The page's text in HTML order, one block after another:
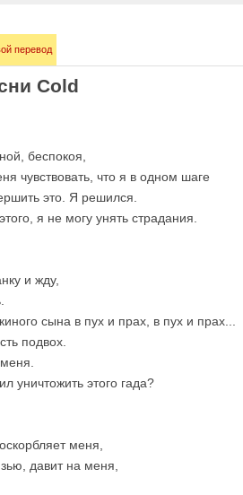
OST 50 оттенков серого
перевод
Cold
беспокоя,
чувствовать, что я в одном шаге
это. Я решился.
я не могу унять страдания.
и жду,
сына в пух и прах, в пух и прах...
подвох.
уничтожить этого гада?
меня,
давит на меня,